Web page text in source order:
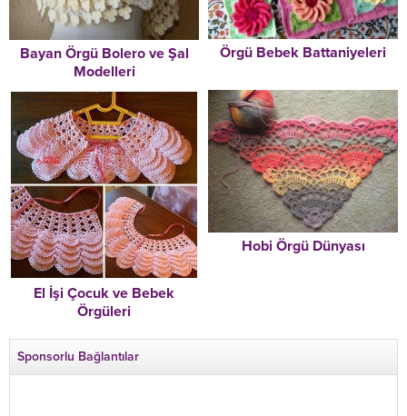
Bayan Örgü Bolero ve Şal
Modelleri
Örgü Bebek Battaniyeleri
El İşi Çocuk ve Bebek
Örgüleri
Hobi Örgü Dünyası
Sponsorlu Bağlantılar